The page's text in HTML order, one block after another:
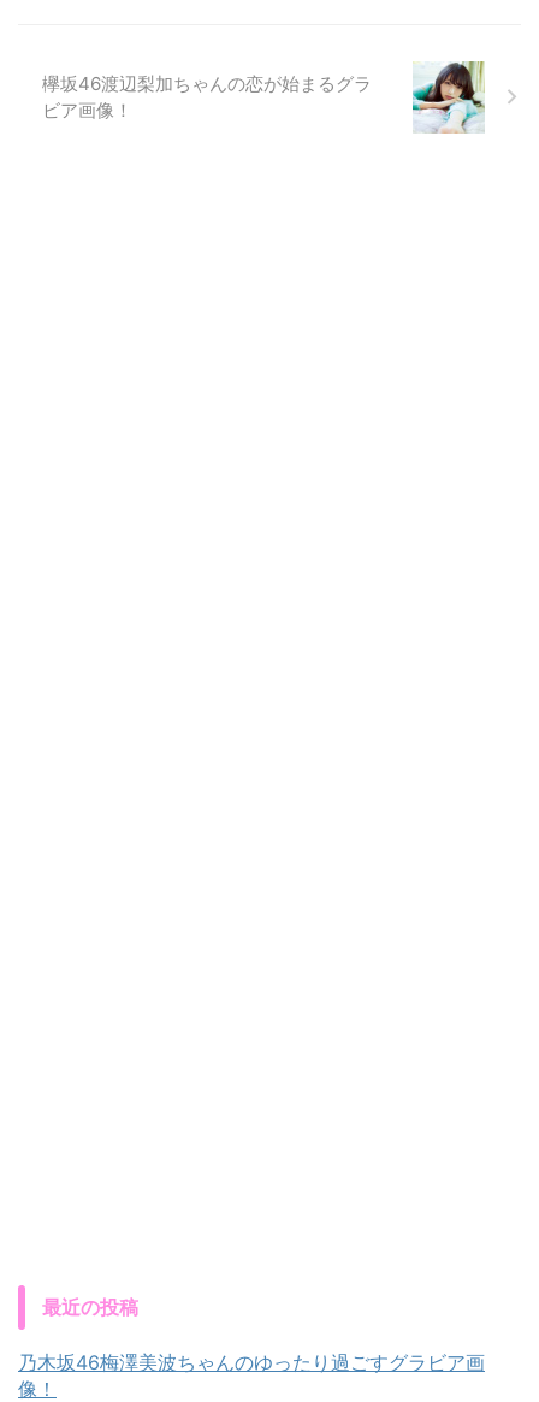
欅坂46渡辺梨加ちゃんの恋が始まるグラ
ビア画像！
最近の投稿
乃木坂46梅澤美波ちゃんのゆったり過ごすグラビア画
像！